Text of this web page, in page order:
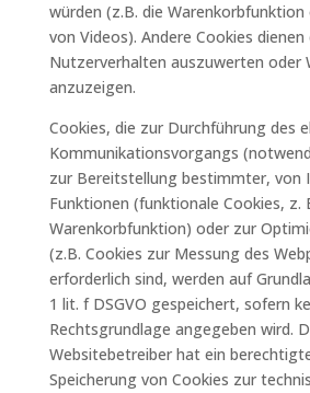
würden (z.B. die Warenkorbfunktion
von Videos). Andere Cookies dienen
Nutzerverhalten auszuwerten oder
anzuzeigen.
Cookies, die zur Durchführung des
Kommunikationsvorgangs
zur Bereitstellung bestimmter, von
Funktionen (funktionale Cookies, z.
Warenkorbfunktion) oder zur
(z.B. Cookies zur Messung des
erforderlich sind, werden auf
1 lit. f DSGVO gespeichert, sofern
Rechtsgrundlage angegeben wird.
Websitebetreiber hat ein
Speicherung von Cookies zur